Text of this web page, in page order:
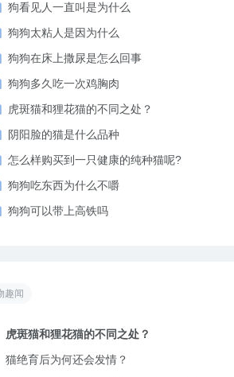
子撞死
狗看见人一直叫是为什么
狗狗太粘人是因为什么
狗狗在床上撒尿是怎么回事
狗狗多久吃一次鸡胸肉
虎斑猫和狸花猫的不同之处？
阴阳脸的猫是什么品种
怎么样购买到一只健康的纯种猫呢?
狗狗吃东西为什么不嚼
狗狗可以带上高铁吗
趣闻
虎斑猫和狸花猫的不同之处？
猫绝育后为何还会发情？